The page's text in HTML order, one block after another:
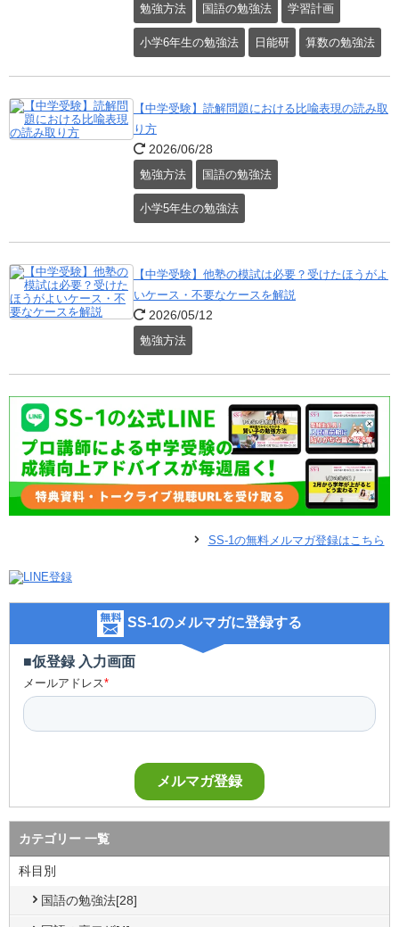
勉強方法 国語の勉強法 学習計画
小学6年生の勉強法 日能研 算数の勉強法
【中学受験】読解問題における比喩表現の読み取
り方
2026/06/28
勉強方法 国語の勉強法
小学5年生の勉強法
【中学受験】他塾の模試は必要？受けたほうがよ
いケース・不要なケースを解説
2026/05/12
勉強方法
SS-1の無料メルマガ登録はこちら
SS-1のメルマガに登録する
カテゴリー 一覧
科目別
国語の勉強法[28]